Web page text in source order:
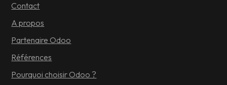
Contact
A propos
Partenaire Odoo
Références
Pourquoi choisir Odoo ?